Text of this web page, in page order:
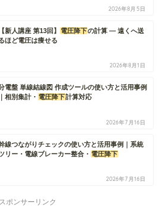
2026年8月5日
【新人講座 第13回】 電圧降下の計算 ― 遠くへ送
ほど電圧は痩せる
2026年8月1日
電盤 単線結線図 作成ツールの使い方と活用事例
｜相別集計・ 電圧降下計算対応
2026年7月16日
線つながりチェックの使い方と活用事例｜系統
リー・電線ブレーカー整合・ 電圧降下
2026年7月16日
スポンサーリンク